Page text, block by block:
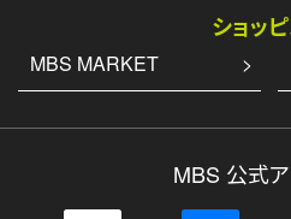
ショッ
MBS MARKET
MBS 公式ア